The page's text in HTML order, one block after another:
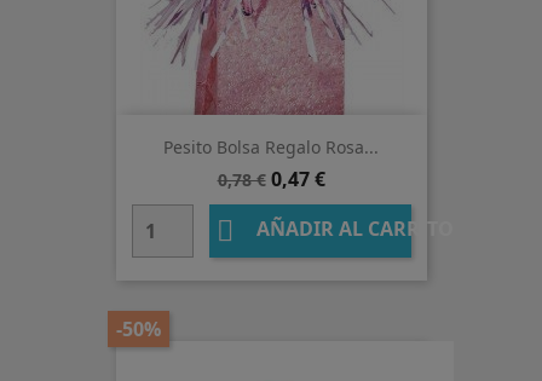
Pesito Bolsa Regalo Rosa...
Precio
base
0,78 € Precio
0,47 €
 AÑADIR AL CARRITO
-50%